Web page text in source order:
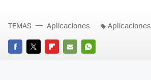
FACEBOOK
TWITTERFLIPBOARD
E-
WHATSAPP
TEMAS Aplicaciones Aplicaciones